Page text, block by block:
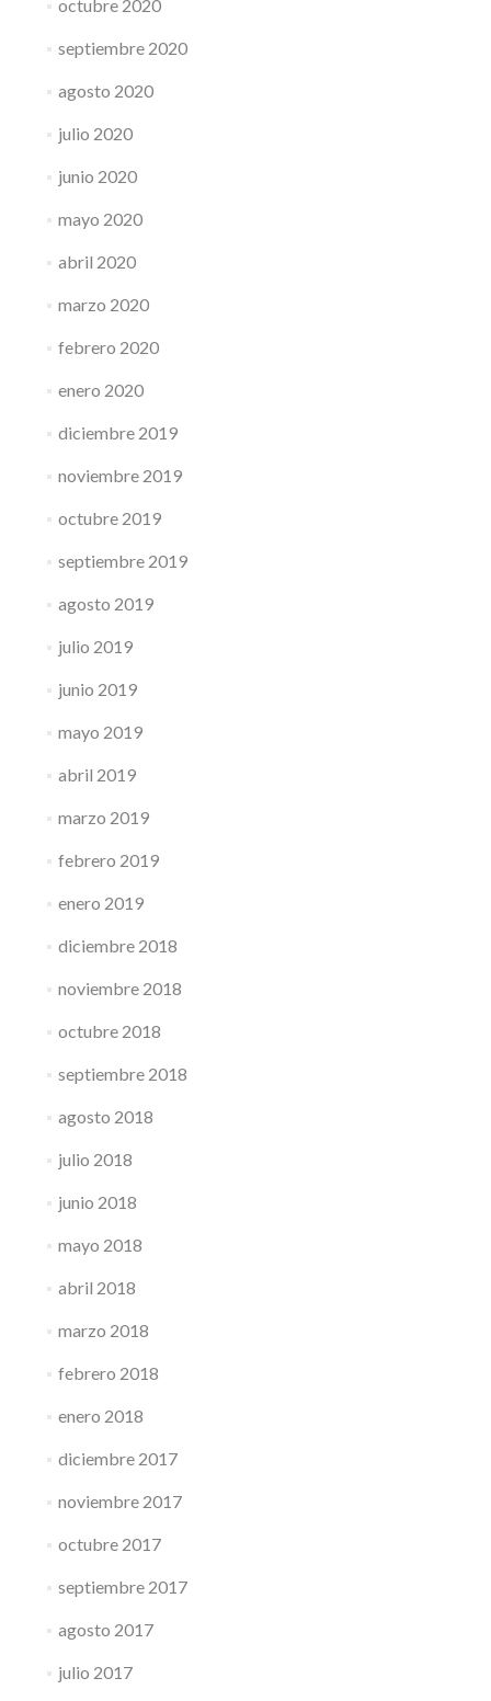
octubre 2020
septiembre 2020
agosto 2020
julio 2020
junio 2020
mayo 2020
abril 2020
marzo 2020
febrero 2020
enero 2020
diciembre 2019
noviembre 2019
octubre 2019
septiembre 2019
agosto 2019
julio 2019
junio 2019
mayo 2019
abril 2019
marzo 2019
febrero 2019
enero 2019
diciembre 2018
noviembre 2018
octubre 2018
septiembre 2018
agosto 2018
julio 2018
junio 2018
mayo 2018
abril 2018
marzo 2018
febrero 2018
enero 2018
diciembre 2017
noviembre 2017
octubre 2017
septiembre 2017
agosto 2017
julio 2017